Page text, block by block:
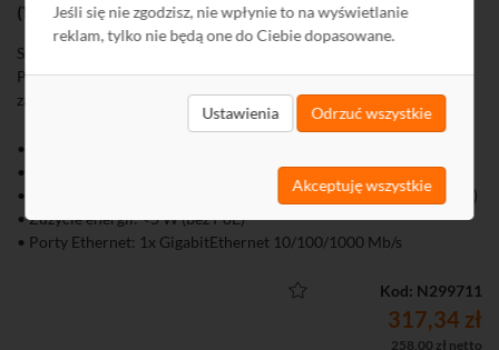
Jeśli się nie zgodzisz, nie wpłynie to na wyświetlanie
reklam, tylko nie będą one do Ciebie dopasowane.
Ustawienia Odrzuć wszystkie
Akceptuję wszystkie
(1xPoE) 1xSFP (1000 M) 802.3af/at 30 W PoE
Switch PoE ULTIPOWER to urządzenie typu przemysłowego.
Przeznaczony jest do instalacji, w których występuje zwiększone
zapylenie, wysoka lub niska temperatura.
• Stopień ochrony: IP40
• Zasilanie: 48-57 V DC
• Możliwość podłączenia dwóch zasilaczy (drugi jako redundantny)
• Zużycie energii: <5 W (bez PoE)
• Porty Ethernet: 1x GigabitEthernet 10/100/1000 Mb/s
• Transmisja światłowodowa: 1x SFP 1000 Mb/s
• Zabezpieczanie przed wyładowaniami elektrostatycznymi: 6 kV
Kod: N299711
317,34 zł
258,00 zł netto